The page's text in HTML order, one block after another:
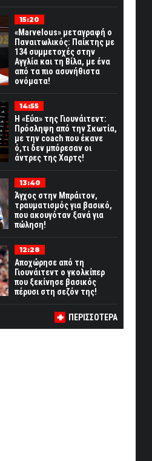
15:20
«Marvelous» μεταγραφή ο
Παναιτωλικός: Παίκτης με
134 συμμετοχές στην
Αγγλία και τη Βίλα, με ένα
από τα πιο ασυνήθιστα
ονόματα!
14:55
Η «Εύα» της Γιουνάιτεντ:
Πρόσληψη από την Σκωτία,
με την coach που έκανε
ό,τι δεν μπόρεσαν οι
άντρες της Χαρτς!
13:40
Άγχος στην Μπράιτον,
τραυματισμός για βασικό,
που ακουγόταν ξανά για
πώληση!
12:28
Αποχώρησε από τη
Γιουνάιτεντ ο γκολκίπερ
που ξεκίνησε βασικός
πέρυσι στη σεζόν της!
ΠΕΡΙΣΣΟΤΕΡΑ